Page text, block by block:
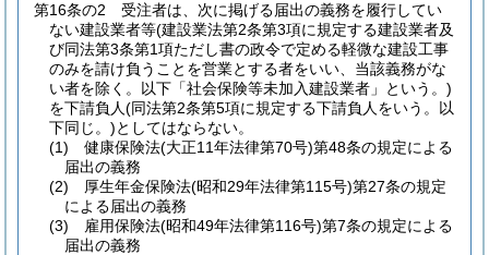
第16条の2
受注者は、次に掲げる届出の義務を履行してい
ない建設業者等(建設業法第2条第3項に規定する建設業者及
び同法第3条第1項ただし書の政令で定める軽微な建設工事
のみを請け負うことを営業とする者をいい、当該義務がな
い者を除く。以下「社会保険等未加入建設業者」という。)
を下請負人(同法第2条第5項に規定する下請負人をいう。以
下同じ。)としてはならない。
(1)
健康保険法(大正11年法律第70号)第48条の規定による
届出の義務
(2)
厚生年金保険法(昭和29年法律第115号)第27条の規定
による届出の義務
(3)
雇用保険法(昭和49年法律第116号)第7条の規定による
届出の義務